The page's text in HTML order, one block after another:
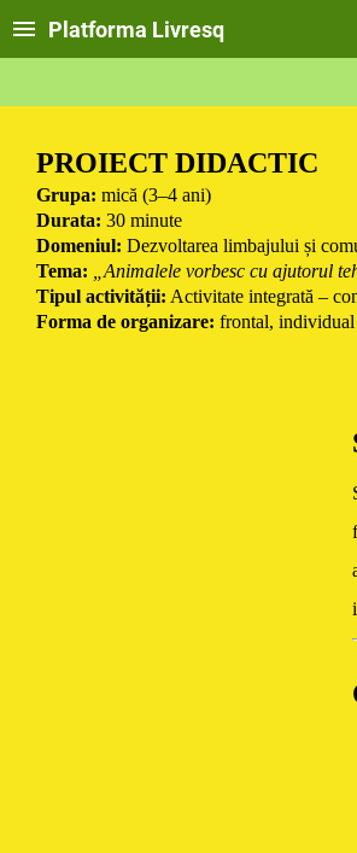
Platforma Livresq
PROIECT DIDACTIC
Grupa: mică (3–4 ani)
Durata: 30 minute
Domeniul: Dezvoltarea limbajului și
Tema:
„Animalele vorbesc cu ajutorul
Tipul activității: Activitate integrată –
Forma de organizare: frontal, individual